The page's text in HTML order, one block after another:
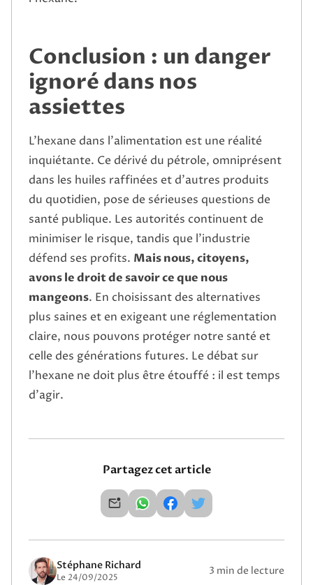
Conclusion : un danger
ignoré dans nos
assiettes
L’hexane dans l’alimentation est une réalité
inquiétante. Ce dérivé du pétrole, omniprésent
dans les huiles raffinées et d’autres produits
du quotidien, pose de sérieuses questions de
santé publique. Les autorités continuent de
minimiser le risque, tandis que l’industrie
défend ses profits. Mais nous, citoyens,
avons le droit de savoir ce que nous
mangeons. En choisissant des alternatives
plus saines et en exigeant une réglementation
claire, nous pouvons protéger notre santé et
celle des générations futures. Le débat sur
l’hexane ne doit plus être étouffé : il est temps
d’agir.
Partagez cet article
Stéphane Richard
Le 24/09/2025
3 min de lecture